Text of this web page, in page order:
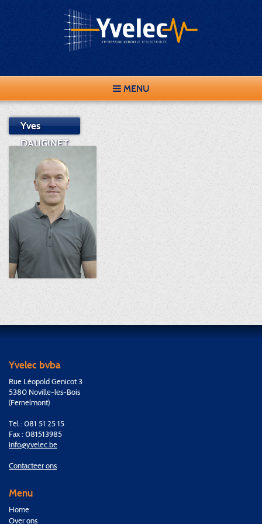
MENU
Yves
DAUGINET
Yvelec bvba
Rue Léopold Genicot 3
5380 Noville-les-Bois
(Fernelmont)
Tel : 081 51 25 15
Fax : 081513985
info@yvelec.be
Contacteer ons
Menu
Home
Over ons